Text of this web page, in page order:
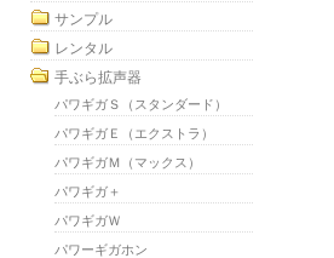
サンプル
レンタル
手ぶら拡声器
パワギガＳ（スタンダード）
パワギガＥ（エクストラ）
パワギガＭ（マックス）
パワギガ＋
パワギガＷ
パワーギガホン